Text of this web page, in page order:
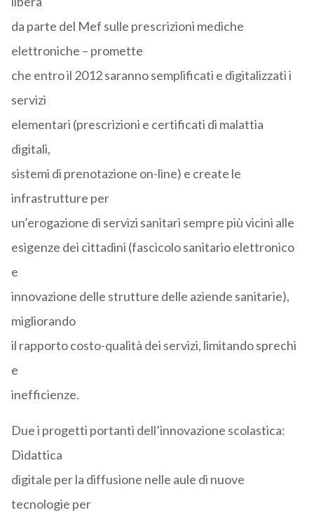
da parte del Mef sulle prescrizioni mediche
elettroniche – promette
che entro il 2012 saranno semplificati e digitalizzati i
servizi
elementari (prescrizioni e certificati di malattia
digitali,
sistemi di prenotazione on-line) e create le
infrastrutture per
un’erogazione di servizi sanitari sempre più vicini alle
esigenze dei cittadini (fascicolo sanitario elettronico
e
innovazione delle strutture delle aziende sanitarie),
migliorando
il rapporto costo-qualità dei servizi, limitando sprechi
e
inefficienze.
Due i progetti portanti dell’innovazione scolastica:
Didattica
digitale per la diffusione nelle aule di nuove
tecnologie per